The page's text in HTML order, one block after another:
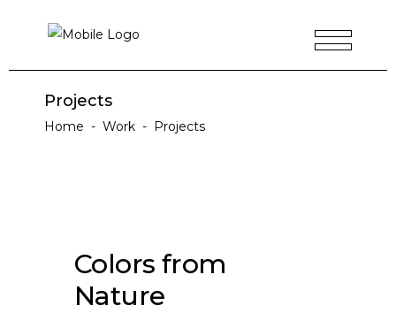
Projects
Home - Work - Projects
Colors from
Nature